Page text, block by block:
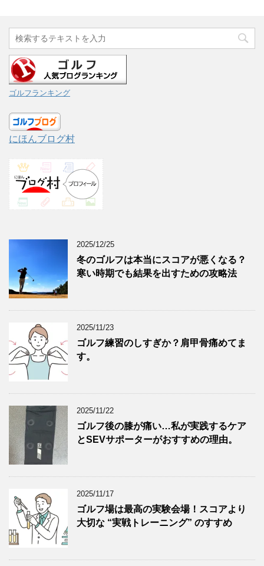
ゴルフランキング
にほんブログ村
2025/12/25
冬のゴルフは本当にスコアが悪くなる？
寒い時期でも結果を出すための攻略法
2025/11/23
ゴルフ練習のしすぎか？肩甲骨痛めてま
す。
2025/11/22
ゴルフ後の膝が痛い…私が実践するケア
とSEVサポーターがおすすめの理由。
2025/11/17
ゴルフ場は最高の実験会場！スコアより
大切な “実戦トレーニング” のすすめ